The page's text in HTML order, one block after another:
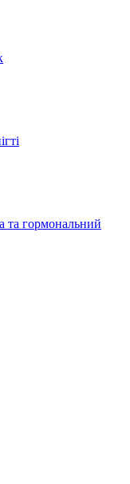
та гормональний